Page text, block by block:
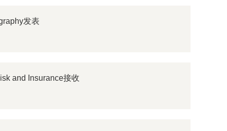
发表
and Insurance接收